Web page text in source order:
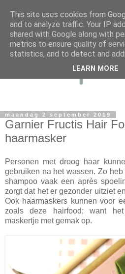
maandag 2 september 2019
Garnier Fructis Hair
haarmasker
Personen met droog haar
gebruiken na het wassen. Zo
shampoo vaak een après
zorgt dat het er gezonder uitziet
Ook haarmaskers kunnen voor
zoals deze hairfood; want
maskertje met gemak op.
This site uses cookies from
and to analyze traffic. Your IP
shared with Google along with
metrics to ensure quality of
statistics, and to detect and
LEARN MORE